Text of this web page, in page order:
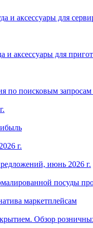
и аксессуары для
и аксессуары для
по поисковым
г.
июнь 2026 г.
посуды
маркетплейсам
Обзор